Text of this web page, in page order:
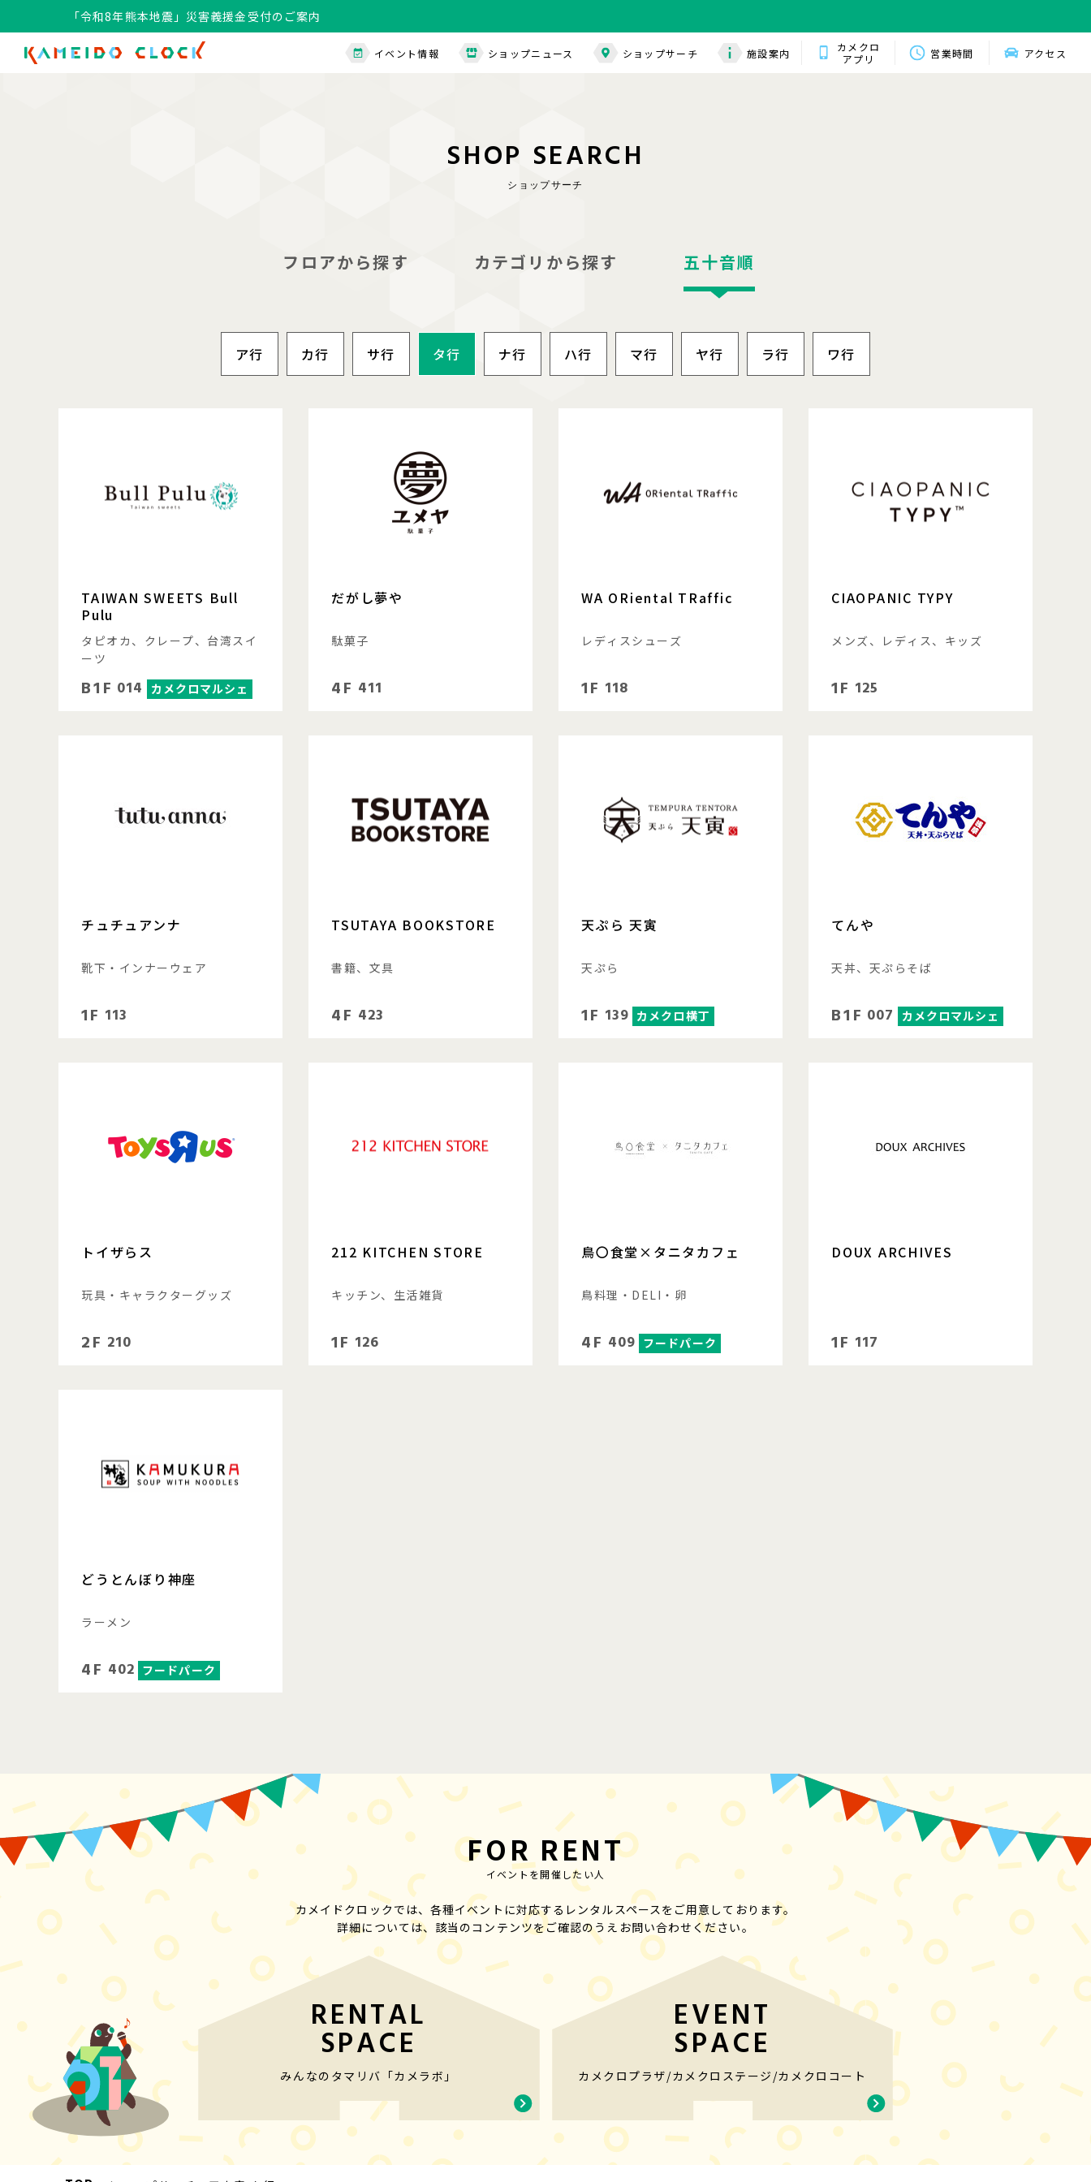
「令和8年熊本地震」災害義援金受付のご案内
「令和8年熊本地震」災害義援金受付のご案内 イベント情報 ショップニュース ショップサーチ 施設案内
カメクロ
アプリ
営業時間 アクセス
SHOP SEARCH
ショップサーチ
フロアから探す カテゴリから探す 五十音順
ア行 カ行 サ行 タ行 ナ行 ハ行 マ行 ヤ行 ラ行 ワ行
TAIWAN SWEETS Bull
Pulu
タピオカ、クレープ、台湾スイ
ーツ
B1F 014 カメクロマルシェ
だがし夢や
駄菓子
4F 411
WA ORiental TRaffic
レディスシューズ
1F 118
CIAOPANIC TYPY
メンズ、レディス、キッズ
1F 125
チュチュアンナ
靴下・インナーウェア
1F 113
TSUTAYA BOOKSTORE
書籍、文具
4F 423
天ぷら 天寅
天ぷら
1F 139 カメクロ横丁
てんや
天丼、天ぷらそば
B1F 007 カメクロマルシェ
トイザらス
玩具・キャラクターグッズ
2F 210
212 KITCHEN STORE
キッチン、生活雑貨
1F 126
鳥〇食堂×タニタカフェ
鳥料理・DELI・卵
4F 409 フードパーク
DOUX ARCHIVES
1F 117
どうとんぼり神座
ラーメン
4F 402 フードパーク
FOR RENT
イベントを開催したい人
カメイドクロックでは、各種イベントに対応するレンタルスペースをご用意しております。
詳細については、該当のコンテンツをご確認のうえお問い合わせください。
RENTAL
SPACE
みんなのタマリバ 「カメラボ」
EVENT
SPACE
カメクロプラザ/カメクロステージ /カメクロコート